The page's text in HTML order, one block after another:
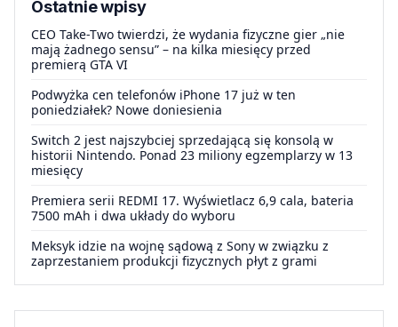
Ostatnie wpisy
CEO Take-Two twierdzi, że wydania fizyczne gier „nie
mają żadnego sensu” – na kilka miesięcy przed
premierą GTA VI
Podwyżka cen telefonów iPhone 17 już w ten
poniedziałek? Nowe doniesienia
Switch 2 jest najszybciej sprzedającą się konsolą w
historii Nintendo. Ponad 23 miliony egzemplarzy w 13
miesięcy
Premiera serii REDMI 17. Wyświetlacz 6,9 cala, bateria
7500 mAh i dwa układy do wyboru
Meksyk idzie na wojnę sądową z Sony w związku z
zaprzestaniem produkcji fizycznych płyt z grami